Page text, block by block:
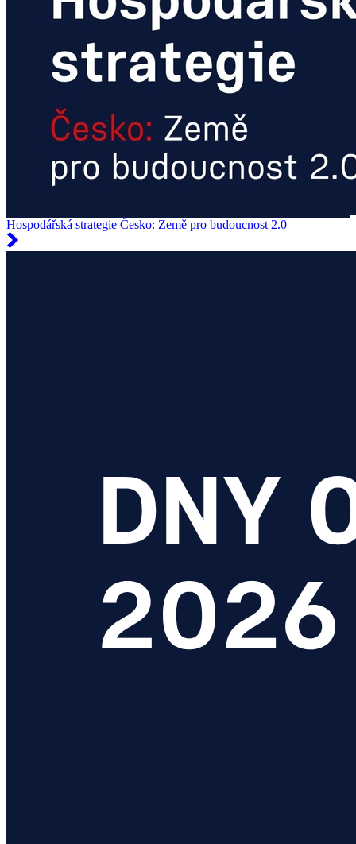
Hospodářská strategie Česko: Země pro budoucnost 2.0